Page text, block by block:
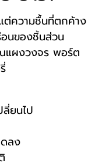
ความชื้นที่ตกค้าง
อนของชิ้นส่วน
แผงวงจร พอร์ต
ยนไป
ลง